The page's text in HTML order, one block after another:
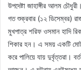
উপদেষ্টা জাহাঙ্গীর আলম চৌধুরী।
গত শুক্রবার (১২ ডিসেম্বর)
মুখপাত্র শরিফ ওসমান হাদি
শিকার হন। এ সময় একটি
করে পালিয়ে যায় দুর্বৃত্তরা।